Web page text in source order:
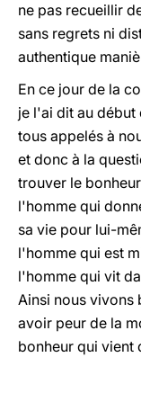
ne pas recueillir
sans regrets ni
authentique
En ce jour de la
je l'ai dit au début
tous appelés à
et donc à la
trouver le
l'homme qui
sa vie pour lui-
l'homme qui est
l'homme qui vit
Ainsi nous vivons
avoir peur de la
bonheur qui vient